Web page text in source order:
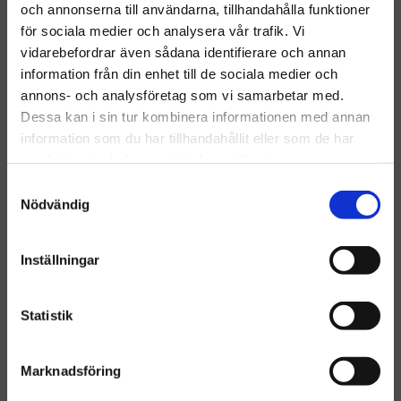
och annonserna till användarna, tillhandahålla funktioner
för sociala medier och analysera vår trafik. Vi
vidarebefordrar även sådana identifierare och annan
information från din enhet till de sociala medier och
annons- och analysföretag som vi samarbetar med.
Dessa kan i sin tur kombinera informationen med annan
information som du har tillhandahållit eller som de har
Nödvändig
Inställningar
Statistik
Marknadsföring
Activa Kök 750ml Spray
INFO
GREASE off Quick&Easy
Quick och Easy 325ml
Lägg
Välkommen till hygieneleeds.se
Vill du handla som företag eller privatperson?
FÖRETAG
Priser visas inkl. moms